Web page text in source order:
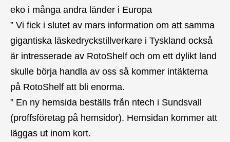
eko i många andra länder i Europa
” Vi fick i slutet av mars information om att samma
gigantiska läskedryckstillverkare i Tyskland också
är intresserade av RotoShelf och om ett dylikt land
skulle börja handla av oss så kommer intäkterna
på RotoShelf att bli enorma.
” En ny hemsida beställs från ntech i Sundsvall
(proffsföretag på hemsidor). Hemsidan kommer att
läggas ut inom kort.